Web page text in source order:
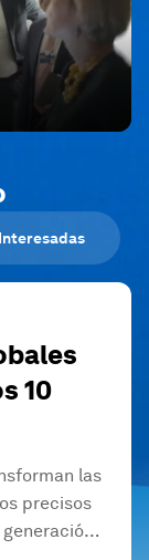
10
las
precisos